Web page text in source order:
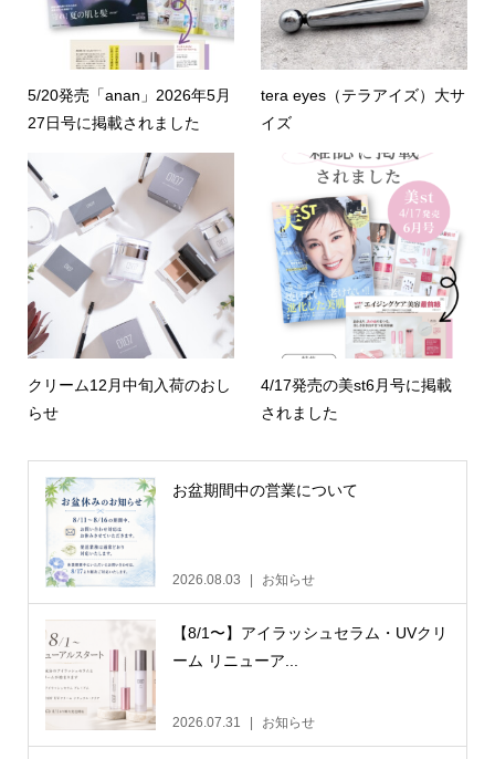
5/20発売「anan」2026年5月
27日号に掲載されました
tera eyes（テラアイズ）大サ
イズ
クリーム12月中旬入荷のおし
らせ
4/17発売の美st6月号に掲載
されました
お盆期間中の営業について
2026.08.03 お知らせ
【8/1〜】アイラッシュセラム・UVクリ
ーム リニューア...
2026.07.31 お知らせ